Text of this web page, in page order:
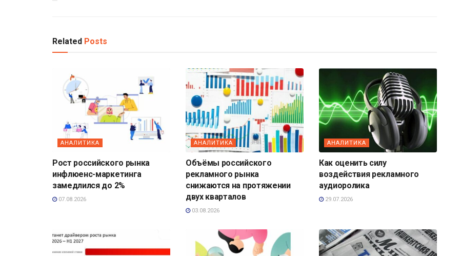
Related Posts
АНАЛИТИКА
Рост российского рынка
инфлюенс-маркетинга
замедлился до 2%
07.08.2026
АНАЛИТИКА
Объёмы российского
рекламного рынка
снижаются на протяжении
двух кварталов
03.08.2026
АНАЛИТИКА
Как оценить силу
воздействия рекламного
аудиоролика
29.07.2026